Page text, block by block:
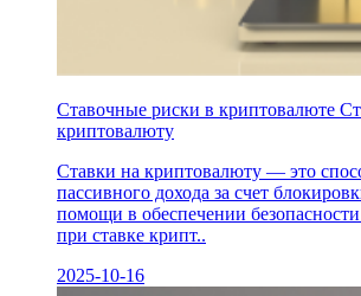
Ставочные риски в криптовалюте
криптовалюту
Ставки на криптовалюту — это
пассивного дохода за счет
помощи в обеспечении
при ставке крипт..
2025-10-16